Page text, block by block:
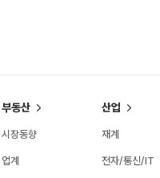
부동산
시장동향
업계
산업
재계
전자/통신/IT